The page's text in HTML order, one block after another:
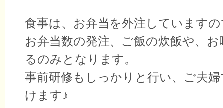
食事は、お弁当を外注しています
お弁当数の発注、ご飯の炊飯や、
るのみとなります。
事前研修もしっかりと行い、ご夫
けます♪